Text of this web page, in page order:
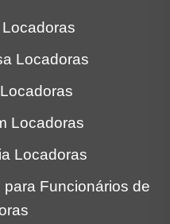
Locadoras
Locadoras
Locadoras
Funcionários de